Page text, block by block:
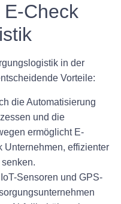
Check
in der
Vorteile:
die Automatisierung
und die
ermöglicht E-
Unternehmen, effizienter
IoT-Sensoren und GPS-